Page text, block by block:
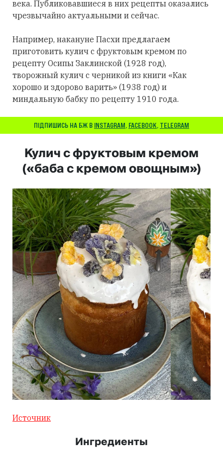
века. Публиковавшиеся в них рецепты оказались
чрезвычайно актуальными и сейчас.
Например, накануне Пасхи предлагаем
приготовить кулич с фруктовым кремом по
рецепту Осипы Заклинской (1928 год),
творожный кулич с черникой из книги «Как
хорошо и здорово варить» (1938 год) и
миндальную бабку по рецепту 1910 года.
ПІДПИШИСЬ НА БЖ В INSTAGRAM, FACEBOOK, TELEGRAM
Кулич с фруктовым кремом
(«баба с кремом овощным»)
Источник
Ингредиенты